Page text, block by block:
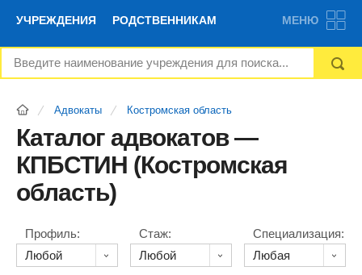
УЧРЕЖДЕНИЯ РОДСТВЕННИКАМ
НОВОСТИ БЛОГ АДВОКАТЫ
РЕКЛАМОДАТЕЛЯМ
МЕНЮ
Адвокаты Костромская область
Каталог адвокатов —
КПБСТИН (Костромская
область)
Профиль: Стаж: Специализация: